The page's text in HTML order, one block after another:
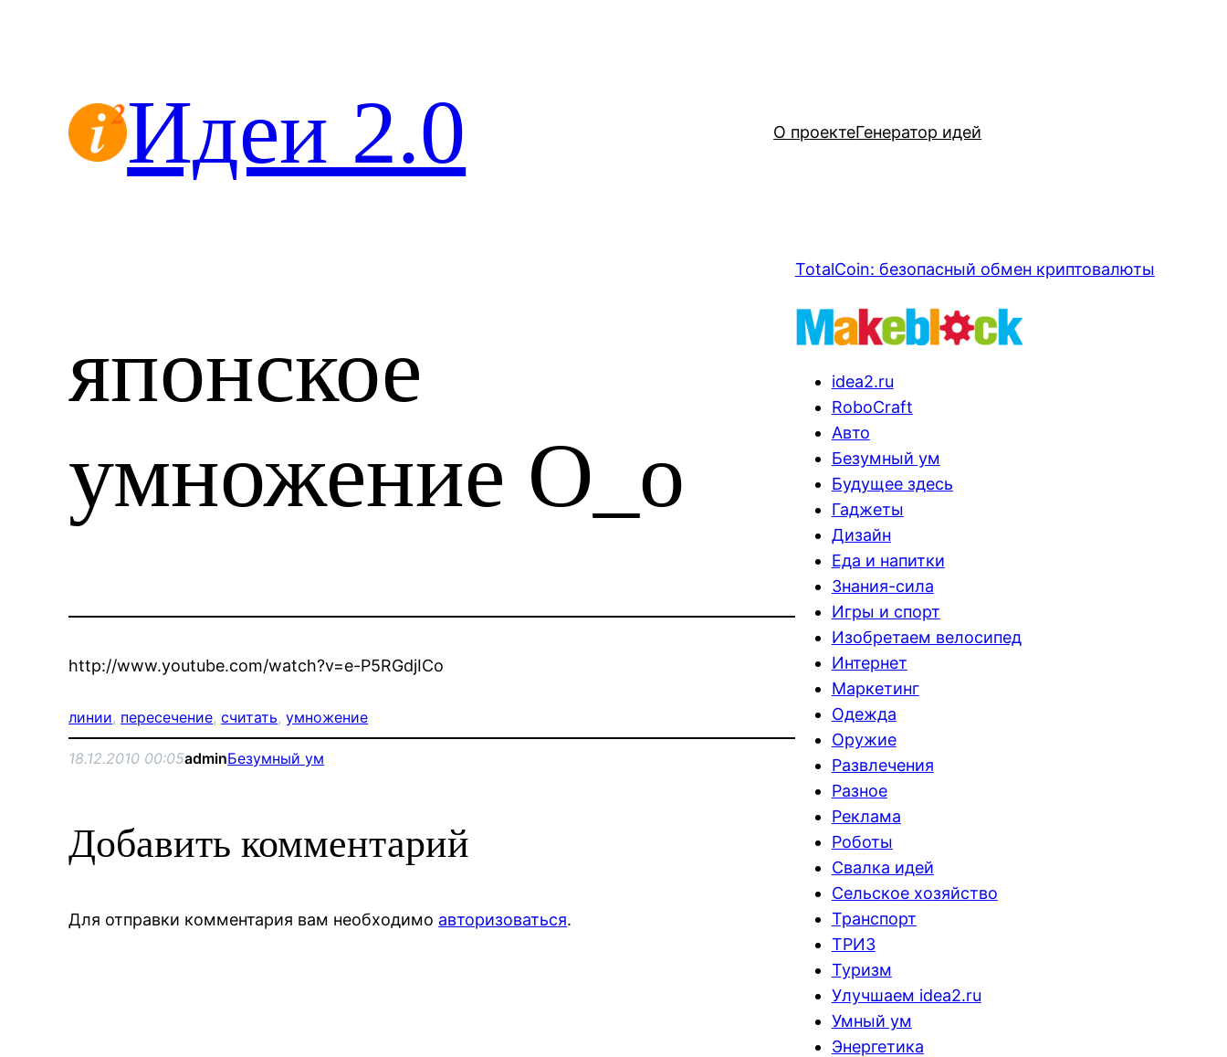
Идеи 2.0 О проектеГенератор идей
японское
умножение О_о
http://www.youtube.com/watch?v=e-P5RGdjICo
линии, пересечение, считать, умножение
18.12.2010 00:05adminБезумный ум
Добавить комментарий
Для отправки комментария вам необходимо авторизоваться.
TotalCoin: безопасный обмен криптовалюты
idea2.ru
RoboCraft
Авто
Безумный ум
Будущее здесь
Гаджеты
Дизайн
Еда и напитки
Знания-сила
Игры и спорт
Изобретаем велосипед
Интернет
Маркетинг
Одежда
Оружие
Развлечения
Разное
Реклама
Роботы
Свалка идей
Сельское хозяйство
Транспорт
ТРИЗ
Туризм
Улучшаем idea2.ru
Умный ум
Энергетика